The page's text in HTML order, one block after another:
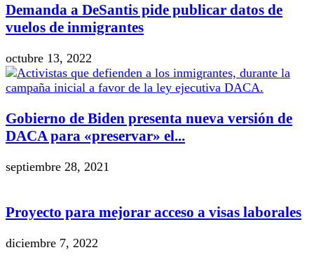
Demanda a DeSantis pide publicar datos de
vuelos de inmigrantes
octubre 13, 2022
Gobierno de Biden presenta nueva versión de
DACA para «preservar» el...
septiembre 28, 2021
Proyecto para mejorar acceso a visas laborales
diciembre 7, 2022